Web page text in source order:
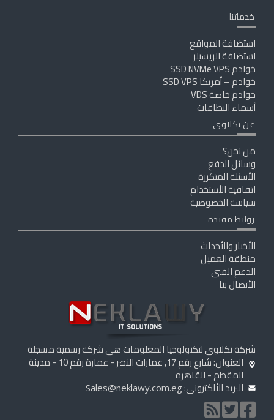
خدماتنا
استضافة المواقع
استضافة الريسيلر
خوادم SSD NVMe VPS
خوادم – أمريكا SSD VPS
خوادم خاصة VDS
أسماء النطاقات
عن نكلاوى
من نحن؟
وسائل الدفع
الأسئلة المتكررة
اتفاقية الأستخدام
سياسة الخصوصية
روابط مفيدة
الأخبار والأحداث
منطقة العميل
الدعم الفنى
الأتصال بنا
شركة نكلاوى لتكنولوجيا المعلومات هى شركة رسمية مسجلة
العنوان: شارع رقم 17, عمارات النصر - عمارة رقم 10 - مدينة
المقطم - القاهره
البريد الألكترونى: Sales@neklawy.com.eg